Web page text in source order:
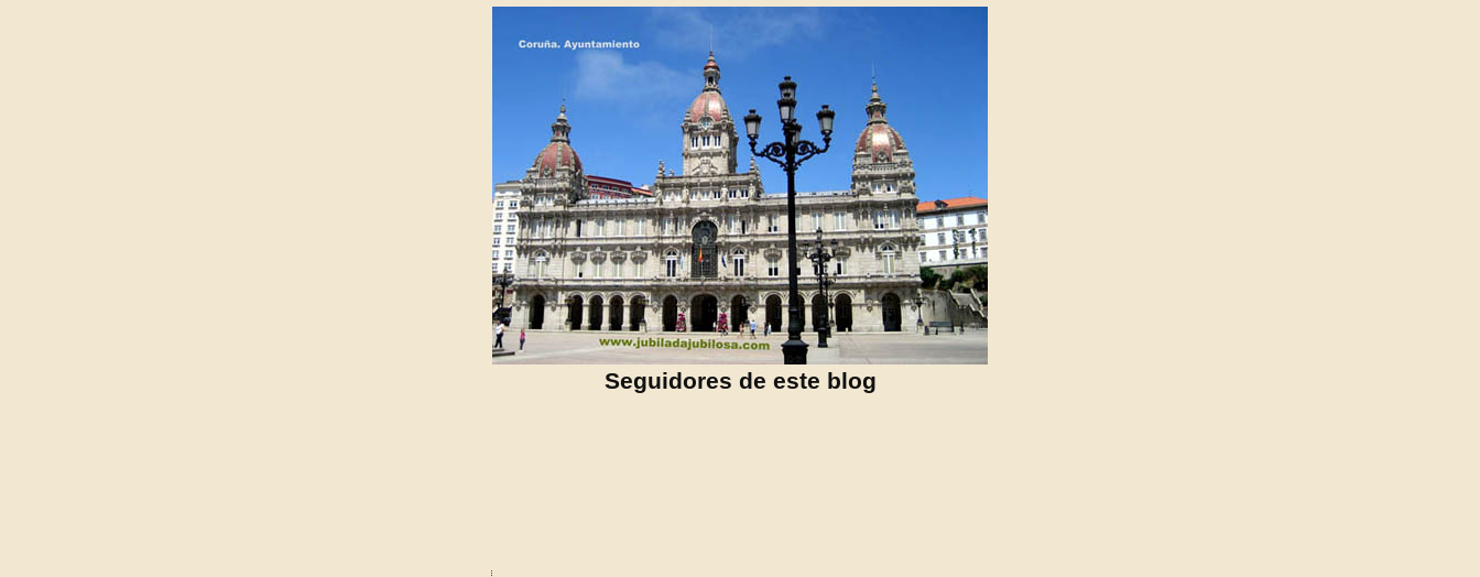
Seguidores de este blog